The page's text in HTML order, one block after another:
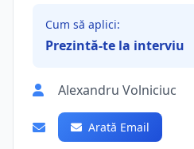
Cum să aplici:
Prezintă-te la interviu
Alexandru Volniciuc
Arată Email